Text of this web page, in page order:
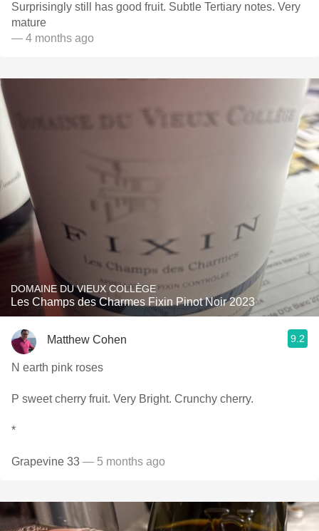
Surprisingly still has good fruit. Subtle Tertiary notes. Very
mature
— 4 months ago
DOMAINE DU VIEUX COLLÈGE
Les Champs des Charmes Fixin Pinot Noir 2023
Matthew Cohen 9.2
N earth pink roses
P sweet cherry fruit. Very Bright. Crunchy cherry.
*
Grapevine 33 — 5 months ago